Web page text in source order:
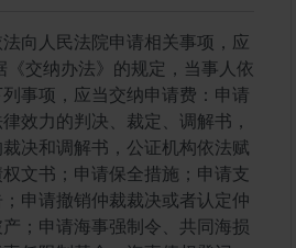
向人民法院申请相关事项，应
《交纳办法》的规定，当事人依
事项，应当交纳申请费：申请
效力的判决、裁定、调解书，
决和调解书，公证机构依法赋
文书；申请保全措施；申请支
申请撤销仲裁裁决或者认定仲
；申请海事强制令、共同海损